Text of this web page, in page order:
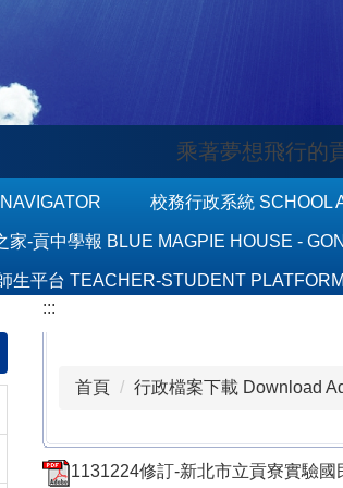
乘著夢想飛行的
校務行政系統 SCHOOL
家-貢中學報 BLUE MAGPIE HOUSE -
生平台 TEACHER-STUDENT PLATFORM
:::
首頁 行政檔案下載 Download
1131224修訂-新北市立貢寮實驗